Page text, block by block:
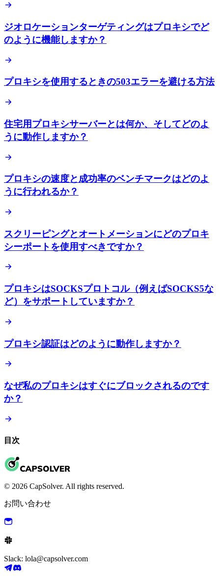
ジオロケーションターゲティングはプロキシでど
のように機能しますか？
プロキシを使用するときの503エラーを避ける方法
住宅用プロキシサーバーとは何か、そしてどのよ
うに動作しますか？
プロキシの速度と成功率のベンチマークはどのよ
うに行われるか？
スクリーピングとオートメーションにどのプロキ
シーポートを使用すべきですか？
プロキシはSOCKSプロトコル（例えばSOCKS5な
ど）をサポートしていますか？
プロキシ認証はどのように動作しますか？
なぜ私のプロキシはすぐにブロックされるのです
か？
目次
© 2026 CapSolver. All rights reserved.
お問い合わせ
Slack: lola@capsolver.com